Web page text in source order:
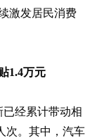
激发居民消费
1.4万元
经累计带动相
次。其中，汽车